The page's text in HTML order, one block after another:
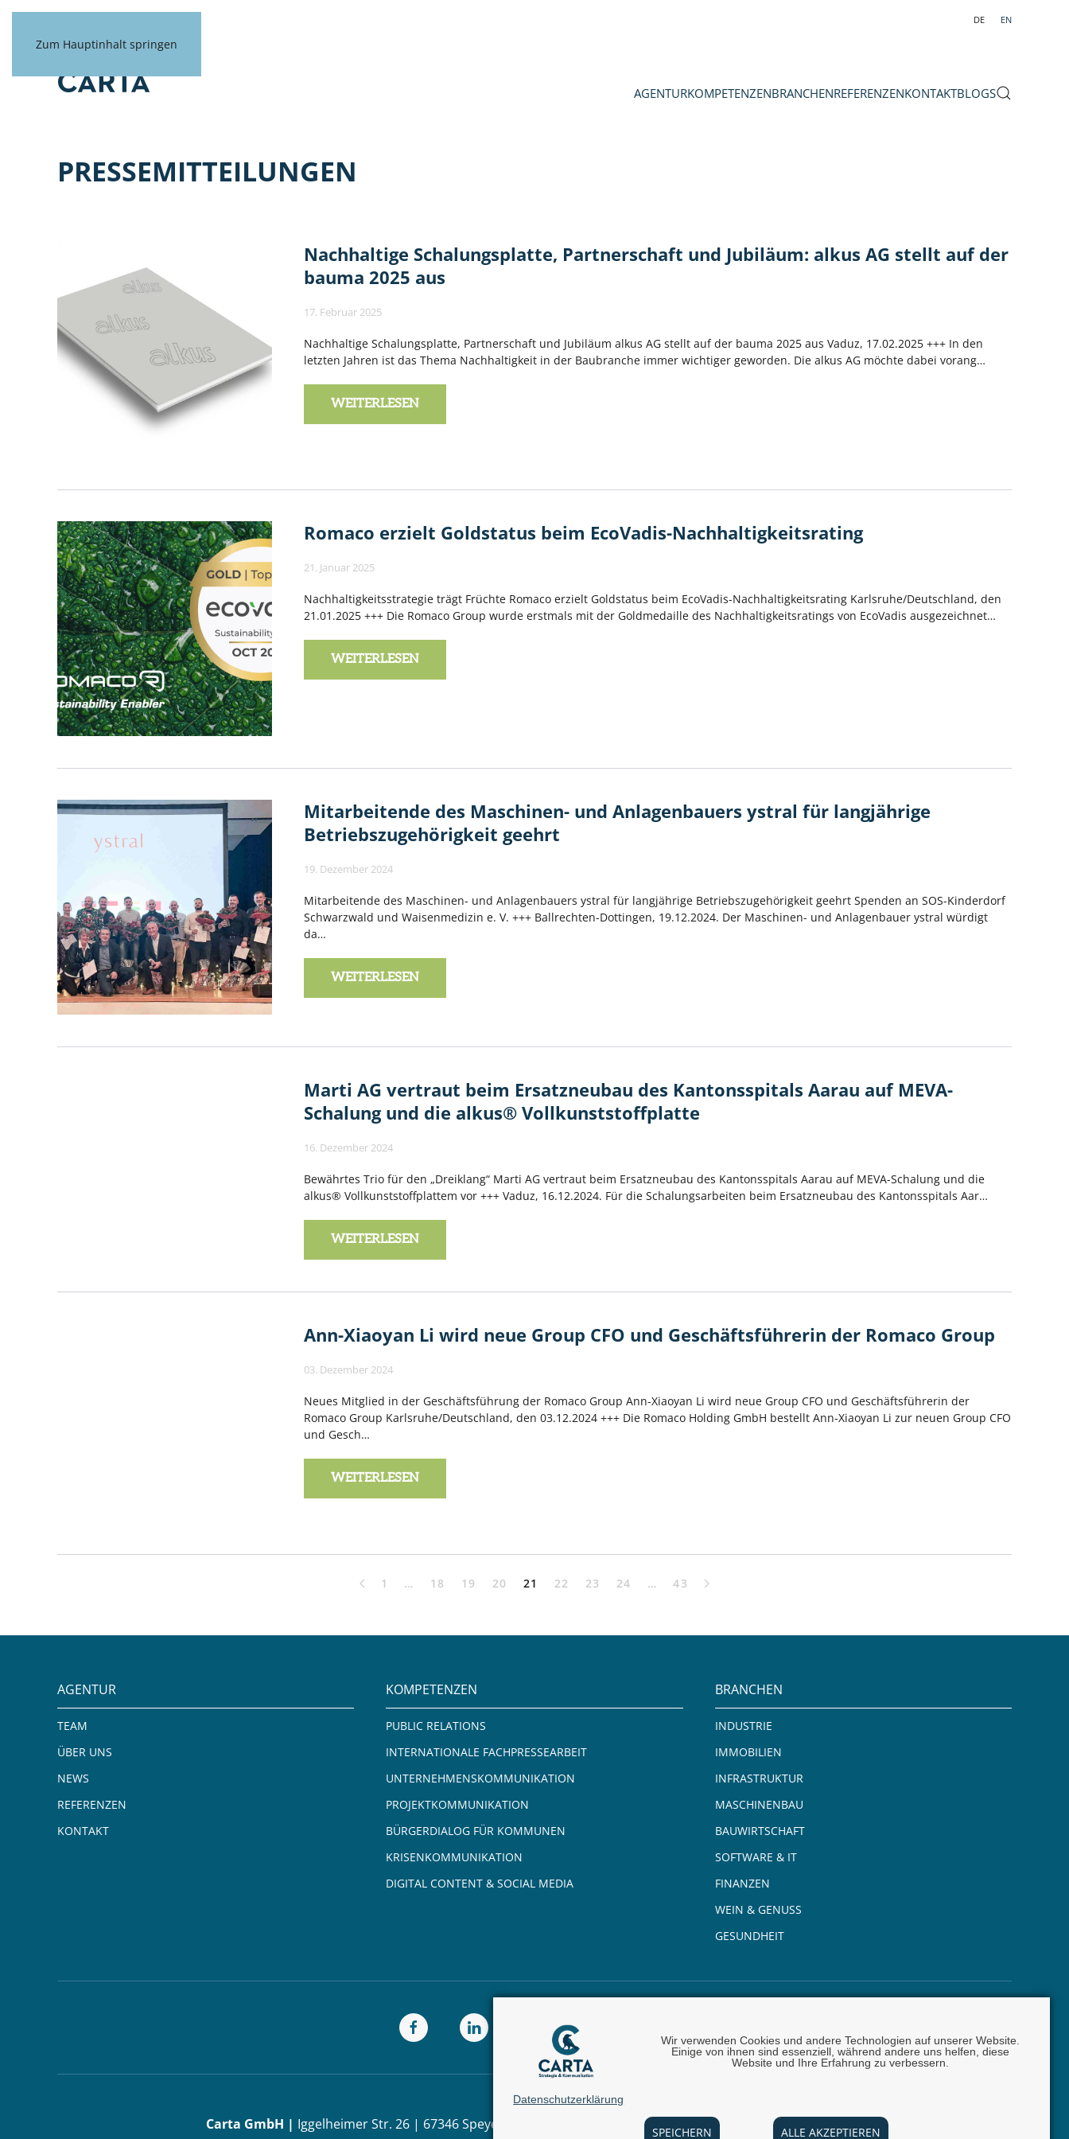
Wir verwenden Cookies und andere Technologien auf unserer Website.
Einige von ihnen sind essenziell, während andere uns helfen, diese
Website und Ihre Erfahrung zu verbessern.
Datenschutzerklärung
SPEICHERN ALLE AKZEPTIEREN
Zum Hauptinhalt springen
DE EN
AGENTURKOMPETENZENBRANCHENREFERENZENKONTAKTBLOGS
PRESSEMITTEILUNGEN
Nachhaltige Schalungsplatte, Partnerschaft und Jubiläum: alkus AG stellt auf der
bauma 2025 aus
17. Februar 2025
Nachhaltige Schalungsplatte, Partnerschaft und Jubiläum alkus AG stellt auf der bauma 2025 aus Vaduz, 17.02.2025 +++ In den
letzten Jahren ist das Thema Nachhaltigkeit in der Baubranche immer wichtiger geworden. Die alkus AG möchte dabei vorang…
WEITERLESEN
Romaco erzielt Goldstatus beim EcoVadis-Nachhaltigkeitsrating
21. Januar 2025
Nachhaltigkeitsstrategie trägt Früchte Romaco erzielt Goldstatus beim EcoVadis-Nachhaltigkeitsrating Karlsruhe/Deutschland, den
21.01.2025 +++ Die Romaco Group wurde erstmals mit der Goldmedaille des Nachhaltigkeitsratings von EcoVadis ausgezeichnet…
WEITERLESEN
Mitarbeitende des Maschinen- und Anlagenbauers ystral für langjährige
Betriebszugehörigkeit geehrt
19. Dezember 2024
Mitarbeitende des Maschinen- und Anlagenbauers ystral für langjährige Betriebszugehörigkeit geehrt Spenden an SOS-Kinderdorf
Schwarzwald und Waisenmedizin e. V. +++ Ballrechten-Dottingen, 19.12.2024. Der Maschinen- und Anlagenbauer ystral würdigt
da…
WEITERLESEN
Marti AG vertraut beim Ersatzneubau des Kantonsspitals Aarau auf MEVA-
Schalung und die alkus® Vollkunststoffplatte
16. Dezember 2024
Bewährtes Trio für den „Dreiklang“ Marti AG vertraut beim Ersatzneubau des Kantonsspitals Aarau auf MEVA-Schalung und die
alkus® Vollkunststoffplattem vor +++ Vaduz, 16.12.2024. Für die Schalungsarbeiten beim Ersatzneubau des Kantonsspitals Aar…
WEITERLESEN
Ann-Xiaoyan Li wird neue Group CFO und Geschäftsführerin der Romaco Group
03. Dezember 2024
Neues Mitglied in der Geschäftsführung der Romaco Group Ann-Xiaoyan Li wird neue Group CFO und Geschäftsführerin der
Romaco Group Karlsruhe/Deutschland, den 03.12.2024 +++ Die Romaco Holding GmbH bestellt Ann-Xiaoyan Li zur neuen Group CFO
und Gesch…
WEITERLESEN
1 … 18 19 20 21 22 23 24 … 43
AGENTUR
TEAM
ÜBER UNS
NEWS
REFERENZEN
KONTAKT
KOMPETENZEN
PUBLIC RELATIONS
INTERNATIONALE FACHPRESSEARBEIT
UNTERNEHMENSKOMMUNIKATION
PROJEKTKOMMUNIKATION
BÜRGERDIALOG FÜR KOMMUNEN
KRISENKOMMUNIKATION
DIGITAL CONTENT & SOCIAL MEDIA
BRANCHEN
INDUSTRIE
IMMOBILIEN
INFRASTRUKTUR
MASCHINENBAU
BAUWIRTSCHAFT
SOFTWARE & IT
FINANZEN
WEIN & GENUSS
GESUNDHEIT
Carta GmbH | Iggelheimer Str. 26 | 67346 Speyer | +49 (0) 62 32 - 100111 - 0 | info @ carta.eu